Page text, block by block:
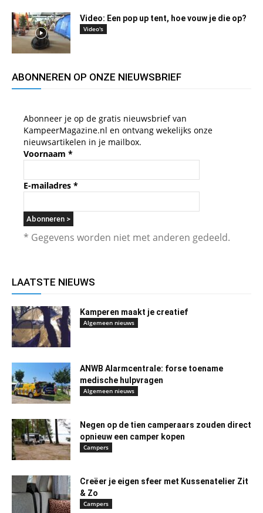
Video: Een pop up tent, hoe vouw je die op?
Video's
ABONNEREN OP ONZE NIEUWSBRIEF
Abonneer je op de gratis nieuwsbrief van
KampeerMagazine.nl en ontvang wekelijks onze
nieuwsartikelen in je mailbox.
Voornaam *
E-mailadres *
* Gegevens worden niet met anderen gedeeld.
LAATSTE NIEUWS
Kamperen maakt je creatief
Algemeen nieuws
ANWB Alarmcentrale: forse toename
medische hulpvragen
Algemeen nieuws
Negen op de tien camperaars zouden direct
opnieuw een camper kopen
Campers
Creëer je eigen sfeer met Kussenatelier Zit
& Zo
Campers